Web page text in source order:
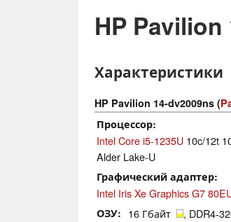
HP
Характеристики
HP Pavilion 14-dv2009ns (
Процессор
Intel Core i5-1235U 10c/12t
Alder Lake-U
Графический адаптер
Intel Iris Xe Graphics G7
ОЗУ 16 Гбайт , DDR4-